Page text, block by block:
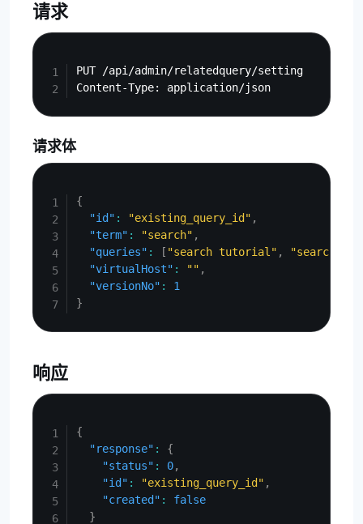
请求
PUT /api/admin/relatedquery/setting
请求体
{
"id" : "existing_query_id" ,
"term" : "search" ,
"queries" : [ "search tutorial" ,
"search
"virtualHost" : "" ,
"versionNo" :
1
}
响应
{
"response" :
{
"status" : 0,
"id" : "existing_query_id" ,
"created" :
false
}